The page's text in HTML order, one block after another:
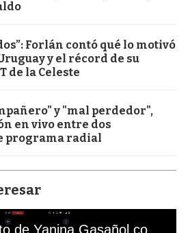
Forlán contó qué lo motivó
y el récord de su
de la Celeste
y "mal perdedor",
en vivo entre dos
programa radial